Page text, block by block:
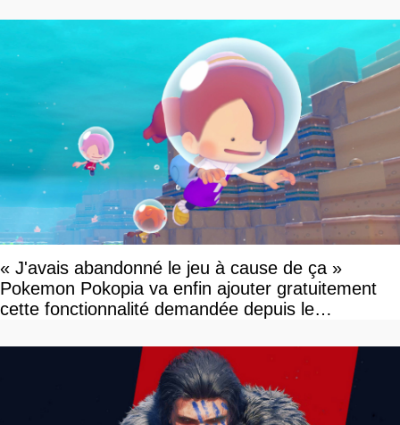
« J'avais abandonné le jeu à cause de ça »
Pokemon Pokopia va enfin ajouter gratuitement
cette fonctionnalité demandée depuis le